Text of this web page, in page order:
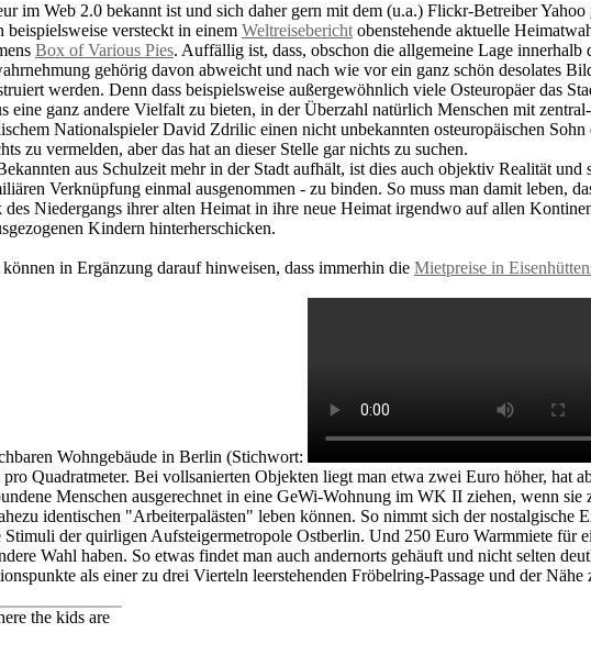
im Web 2.0 bekannt ist und sich daher gern mit dem (u.a.) Flickr-Betreiber Yahoo
beispielsweise versteckt in einem Weltreisebericht obenstehende aktuelle
Box of Various Pies. Auffällig ist, dass, obschon die allgemeine Lage
gehörig davon abweicht und nach wie vor ein ganz schön desolates
werden. Denn dass beispielsweise außergewöhnlich viele Osteuropäer das
ganz andere Vielfalt zu bieten, in der Überzahl natürlich Menschen mit
Nationalspieler David Zdrilic einen nicht unbekannten osteuropäischen
zu vermelden, aber das hat an dieser Stelle gar nichts zu suchen.
aus Schulzeit mehr in der Stadt aufhält, ist dies auch objektiv Realität
Verknüpfung einmal ausgenommen - zu binden. So muss man damit leben,
Niedergangs ihrer alten Heimat in ihre neue Heimat irgendwo auf allen
Kindern hinterherschicken.
in Ergänzung darauf hinweisen, dass immerhin die Mietpreise in
Wohngebäude in Berlin (Stichwort:
Quadratmeter. Bei vollsanierten Objekten liegt man etwa zwei Euro höher, hat
Menschen ausgerechnet in eine GeWi-Wohnung im WK II ziehen, wenn
identischen "Arbeiterpalästen" leben können. So nimmt sich der nostalgische
der quirligen Aufsteigermetropole Ostberlin. Und 250 Euro Warmmiete für
Wahl haben. So etwas findet man auch andernorts gehäuft und nicht selten
als einer zu drei Vierteln leerstehenden Fröbelring-Passage und der
the kids are